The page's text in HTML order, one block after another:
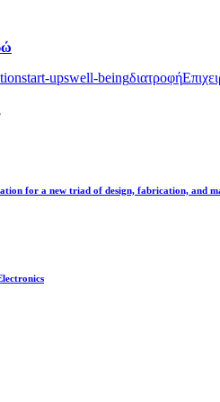
start-upswell-beingδιατροφή
for a new triad of design, fabrication, and